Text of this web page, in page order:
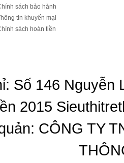
sách bảo hành
tin khuyến mại
sách hoàn tiền
Số 146 Nguyễn
2015
CÔNG TY